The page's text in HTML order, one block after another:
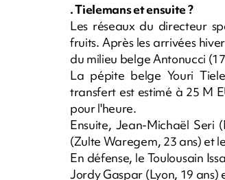
. Tielemans et ensuite ?
Les réseaux du directeur
fruits. Après les arrivées
du milieu belge Antonucci
La pépite belge Youri
transfert est estimé à 25 M
pour l'heure.
Ensuite, Jean-Michaël Seri
(Zulte Waregem, 23 ans) et
En défense, le Toulousain
Jordy Gaspar (Lyon, 19 ans)